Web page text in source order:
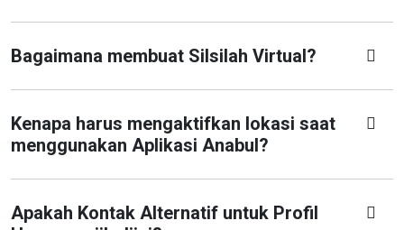
Bagaimana membuat Silsilah Virtual?
Kenapa harus mengaktifkan lokasi saat
menggunakan Aplikasi Anabul?
Apakah Kontak Alternatif untuk Profil